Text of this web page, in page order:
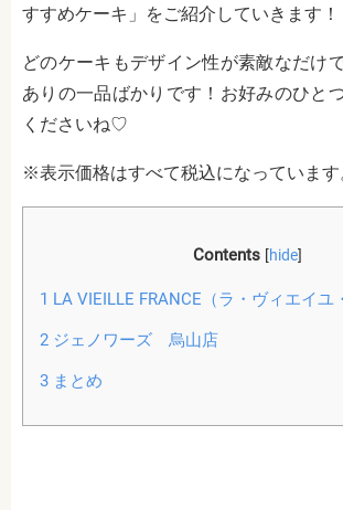
すすめケーキ」をご紹介していきます！
どのケーキもデザイン性が素敵なだけ
ありの一品ばかりです！お好みのひと
くださいね♡
※表示価格はすべて税込になっています
Contents [hide]
1 LA VIEILLE FRANCE（ラ・ヴィエイユ
2ジェノワーズ 烏山店
3まとめ